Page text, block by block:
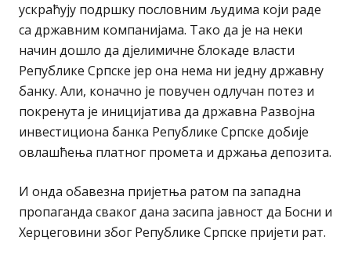
ускраћују подршку пословним људима који раде
са државним компанијама. Тако да је на неки
начин дошло да дјелимичне блокаде власти
Републике Српске јер она нема ни једну државну
банку. Али, коначно је повучен одлучан потез и
покренута је иницијатива да државна Развојна
инвестициона банка Републике Српске добије
овлашћења платног промета и држања депозита.
И онда обавезна пријетња ратом па западна
пропаганда сваког дана засипа јавност да Босни и
Херцеговини због Републике Српске пријети рат.